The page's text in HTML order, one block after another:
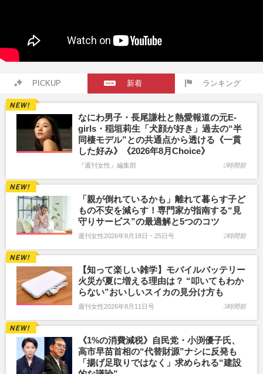
PICKUP 新着 ランキング
なにわ男子・長尾謙杜と熱愛報道の元E-
girls・稲垣莉生「犬顔が好き」過去の“半
同棲モデル”との共通点から透ける《一貫
した好み》《2026年8月Choice》
『週刊女性』編集部 0時間前
「親が倒れているかも」離れて暮らす子ど
もの不安を減らす！専門家が指南する“見
守りサービス”の最適解と5つのコツ
週刊女性2026年8月18日・25日号 2時間前
【知って楽しい雑学】モバイルバッテリー
火災が夏に増える理由は？ “叩いてもわか
らない”おいしいスイカの見分け方も
週刊女性2026年8月11日号 3時間前
《1%の消費減税》自民党・小渕優子氏、
高市早苗首相の“代替財源”ナシに反発も
「揚げ足取りではなく」求められる“建設